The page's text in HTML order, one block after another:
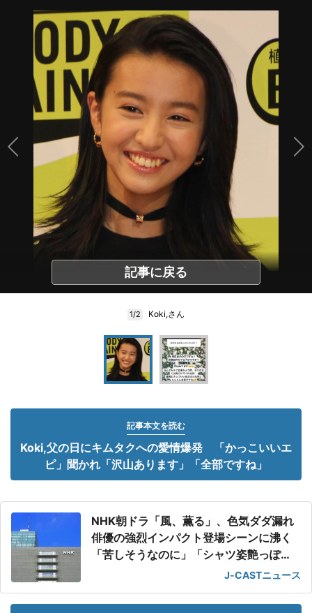
記事に戻る
1/2 Koki,さん
記事本文を読む
Koki,父の日にキムタクへの愛情爆発 「かっこいいエ
ピ」聞かれ「沢山あります」「全部ですね」
NHK朝ドラ「風、薫る」、色気ダダ漏れ
俳優の強烈インパクト登場シーンに沸く
「苦しそうなのに」「シャツ姿艶っぽ
J-CASTニュース